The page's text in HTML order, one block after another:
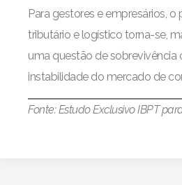
Para gestores e empresários, o
tributário e logístico torna-se,
uma questão de sobrevivência
instabilidade do mercado de
Fonte: Estudo Exclusivo IBPT